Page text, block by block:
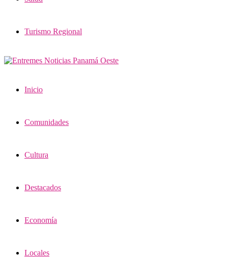
Turismo Regional
Inicio
Comunidades
Cultura
Destacados
Economía
Locales